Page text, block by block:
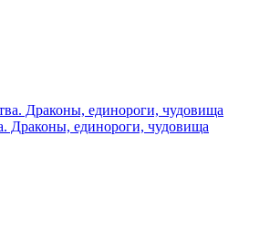
Драконы, единороги, чудовища